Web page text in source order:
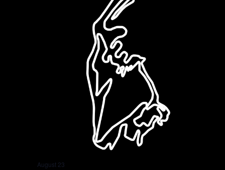
August 23